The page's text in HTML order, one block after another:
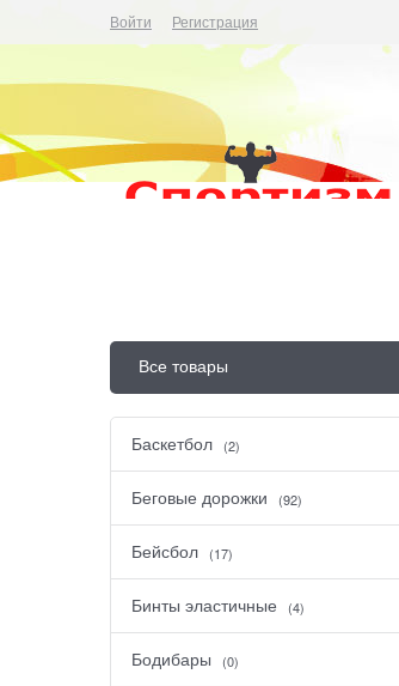
Войти Регистрация
Все товары
Баскетбол (2)
Беговые дорожки (92)
Бейсбол (17)
Бинты эластичные (4)
Бодибары (0)